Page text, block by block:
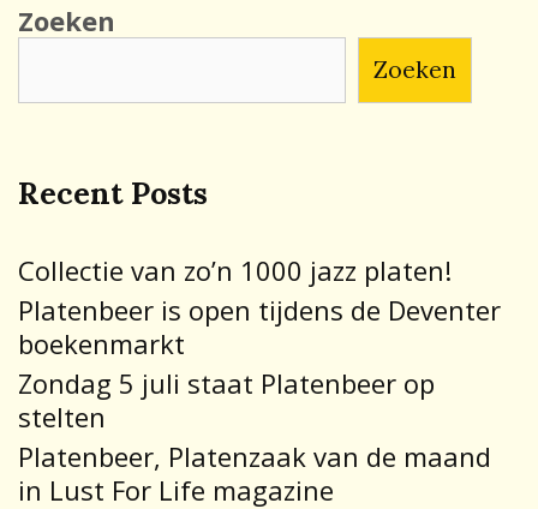
Zoeken
Zoeken
Recent Posts
Collectie van zo’n 1000 jazz platen!
Platenbeer is open tijdens de Deventer
boekenmarkt
Zondag 5 juli staat Platenbeer op
stelten
Platenbeer, Platenzaak van de maand
in Lust For Life magazine